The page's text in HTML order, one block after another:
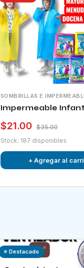
SOMBRILLAS E
Impermeable
$21.00
$35.00
Stock: 187 disponibles
+ Agregar al
⭐ Destacado